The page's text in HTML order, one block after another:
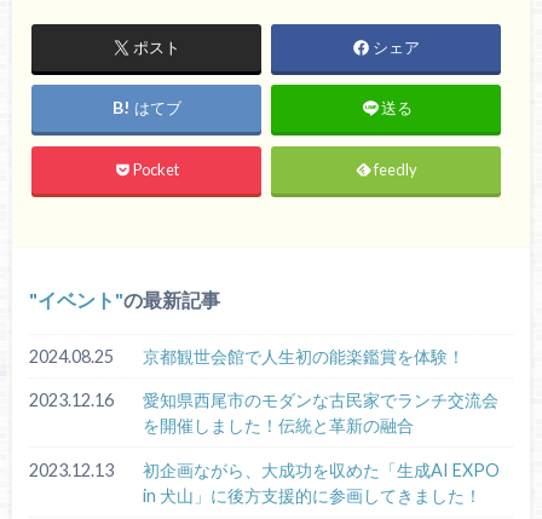
ポスト シェア
はてブ 送る
Pocket feedly
イベント の最新記事
2024.08.25 京都観世会館で人生初の能楽鑑賞を体験！
2023.12.16
愛知県西尾市のモダンな古民家でランチ交流会
を開催しました！伝統と革新の融合
2023.12.13
初企画ながら、大成功を収めた「生成AI EXPO
in 犬山」に後方支援的に参画してきました！